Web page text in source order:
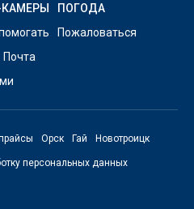
КАМЕРЫ
ПОГОДА
Пожаловаться
Почта
Орск Гай Новотроицк
персональных данных